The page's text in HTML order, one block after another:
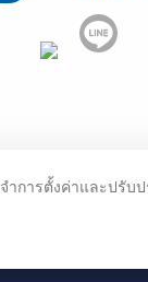
ำการตั้งค่าและปรั